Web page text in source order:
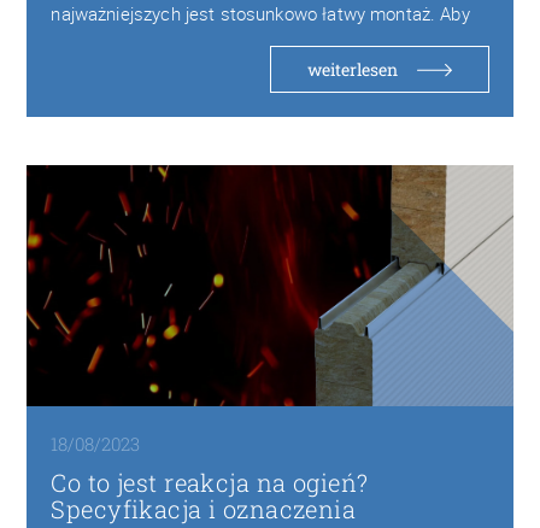
najważniejszych jest stosunkowo łatwy montaż. Aby
weiterlesen
18/08/2023
Co to jest reakcja na ogień?
Specyfikacja i oznaczenia